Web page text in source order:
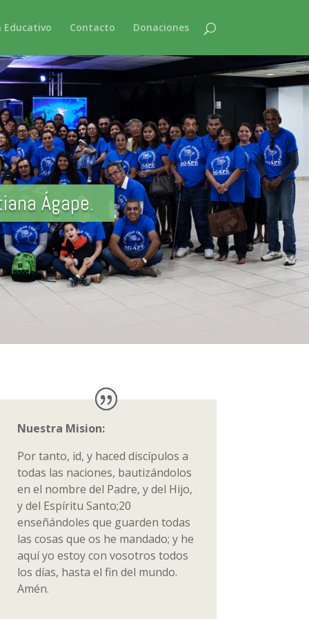
Educativo Contacto Donaciones
Ágape.
Nuestra Mision:
Por tanto, id, y haced discípulos a
todas las naciones, bautizándolos
en el nombre del Padre, y del Hijo,
y del Espíritu Santo;20
enseñándoles que guarden todas
las cosas que os he mandado; y he
aquí yo estoy con vosotros todos
los días, hasta el fin del mundo.
Amén.